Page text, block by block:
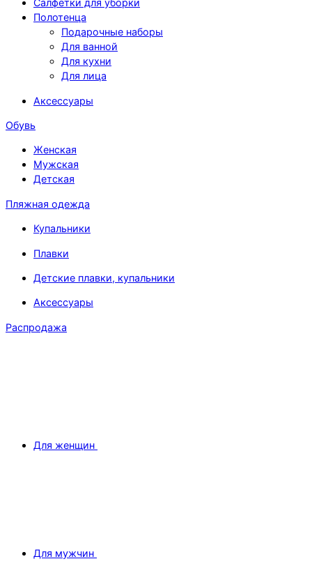
Салфетки для уборки
Полотенца
Подарочные наборы
Для ванной
Для кухни
Для лица
Аксессуары
Обувь
Женская
Мужская
Детская
Пляжная одежда
Купальники
Плавки
Детские плавки, купальники
Аксессуары
Распродажа
Для женщин
Для мужчин